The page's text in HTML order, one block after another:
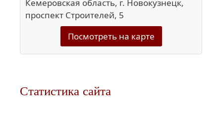
Кемеровская область, г. Новокузнецк,
проспект Строителей, 5
Посмотреть на карте
Статистика сайта